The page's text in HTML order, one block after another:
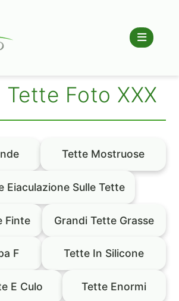
Tette Foto XXX
Tette Mostruose
Eiaculazione Sulle Tette
Finte Grandi Tette Grasse
F Tette In Silicone
E Culo Tette Enormi